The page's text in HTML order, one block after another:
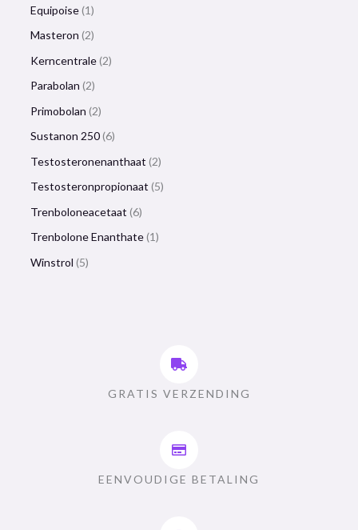
Equipoise 1
Masteron 2
Kerncentrale 2
Parabolan 2
Primobolan 2
Sustanon 250 6
Testosteronenanthaat 2
Testosteronpropionaat 5
Trenboloneacetaat 6
Trenbolone Enanthate 1
Winstrol 5
GRATIS VERZENDING
EENVOUDIGE BETALING